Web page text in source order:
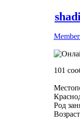
101
Род